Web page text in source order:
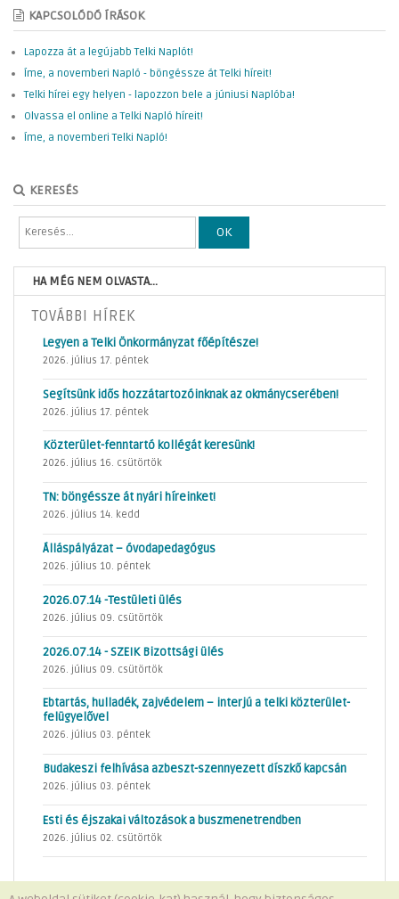
KAPCSOLÓDÓ ÍRÁSOK
Lapozza át a legújabb Telki Naplót!
Íme, a novemberi Napló - böngéssze át Telki híreit!
Telki hírei egy helyen - lapozzon bele a júniusi Naplóba!
Olvassa el online a Telki Napló híreit!
Íme, a novemberi Telki Napló!
KERESÉS
OK
HA MÉG NEM OLVASTA...
TOVÁBBI HÍREK
Legyen a Telki Önkormányzat főépítésze!
2026. július 17. péntek
Segítsünk idős hozzátartozóinknak az okmánycserében!
2026. július 17. péntek
Közterület-fenntartó kollégát keresünk!
2026. július 16. csütörtök
TN: böngéssze át nyári híreinket!
2026. július 14. kedd
Álláspályázat – óvodapedagógus
2026. július 10. péntek
2026.07.14 -Testületi ülés
2026. július 09. csütörtök
2026.07.14 - SZEIK Bizottsági ülés
2026. július 09. csütörtök
Ebtartás, hulladék, zajvédelem – interjú a telki közterület-
felügyelővel
2026. július 03. péntek
Budakeszi felhívása azbeszt-szennyezett díszkő kapcsán
2026. július 03. péntek
Esti és éjszakai változások a buszmenetrendben
2026. július 02. csütörtök